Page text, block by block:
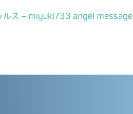
ルス – miyuki733 angel message